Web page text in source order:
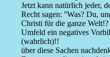
Jetzt kann natürlich jeder,
Recht sagen: ''Was? Du,
Christi für die ganze
Umfeld ein negatives
(wahrlich)!!
über diese Sachen